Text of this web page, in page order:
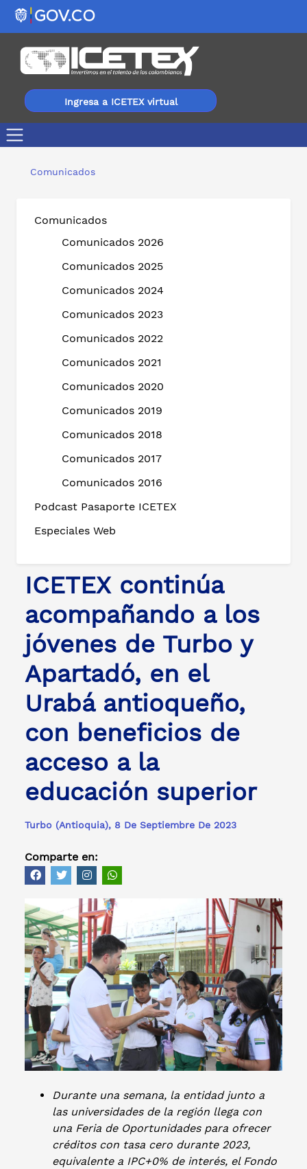
Ingresa a ICETEX virtual
Comunicados
Comunicados
Comunicados 2026
Comunicados 2025
Comunicados 2024
Comunicados 2023
Comunicados 2022
Comunicados 2021
Comunicados 2020
Comunicados 2019
Comunicados 2018
Comunicados 2017
Comunicados 2016
Podcast Pasaporte ICETEX
Especiales Web
ICETEX continúa
acompañando a los
jóvenes de Turbo y
Apartadó, en el
Urabá antioqueño,
con beneficios de
acceso a la
educación superior
Turbo (Antioquia), 8 De Septiembre De 2023
Comparte en:
Durante una semana, la entidad junto a
las universidades de la región llega con
una Feria de Oportunidades para ofrecer
créditos con tasa cero durante 2023,
equivalente a IPC+0% de interés, el Fondo